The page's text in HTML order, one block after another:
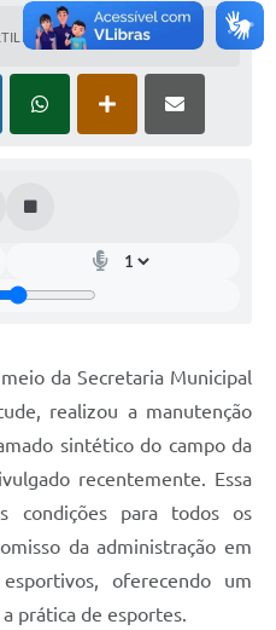
da Secretaria Municipal
realizou a manutenção
sintético do campo da
recentemente. Essa
condições para todos os
da administração em
oferecendo um
prática de esportes.